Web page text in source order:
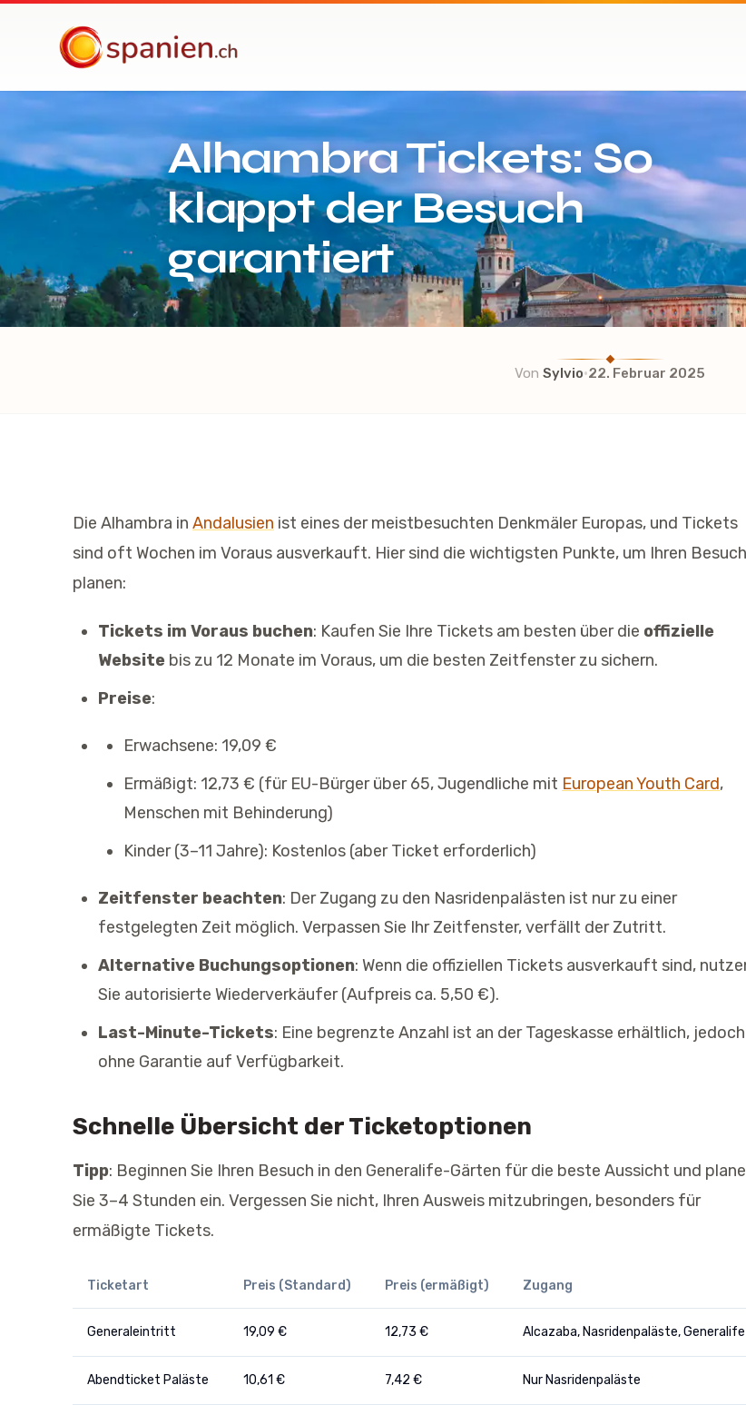
spanien.ch
Alhambra Tickets: So
klappt der Besuch
garantiert
Von Sylvio·22. Februar 2025
Die Alhambra in Andalusien ist eines der meistbesuchten Denkmäler Europas, und Tickets
sind oft Wochen im Voraus ausverkauft. Hier sind die wichtigsten Punkte, um Ihren
planen:
Tickets im Voraus buchen: Kaufen Sie Ihre Tickets am besten über die offizielle
Website bis zu 12 Monate im Voraus, um die besten Zeitfenster zu sichern.
Preise:
Erwachsene: 19,09 €
Ermäßigt: 12,73 € (für EU-Bürger über 65, Jugendliche mit European Youth Card,
Menschen mit Behinderung)
Kinder (3–11 Jahre): Kostenlos (aber Ticket erforderlich)
Zeitfenster beachten: Der Zugang zu den Nasridenpalästen ist nur zu einer
festgelegten Zeit möglich. Verpassen Sie Ihr Zeitfenster, verfällt der Zutritt.
Alternative Buchungsoptionen: Wenn die offiziellen Tickets ausverkauft sind,
Sie autorisierte Wiederverkäufer (Aufpreis ca. 5,50 €).
Last-Minute-Tickets: Eine begrenzte Anzahl ist an der Tageskasse erhältlich, jedoch
ohne Garantie auf Verfügbarkeit.
Schnelle Übersicht der Ticketoptionen
Tipp: Beginnen Sie Ihren Besuch in den Generalife-Gärten für die beste Aussicht und
Sie 3–4 Stunden ein. Vergessen Sie nicht, Ihren Ausweis mitzubringen, besonders für
ermäßigte Tickets.
Ticketart Preis (Standard) Preis (ermäßigt) Zugang
Generaleintritt 19,09 € 12,73 € Alcazaba, Nasridenpaläste, Generalife
Abendticket Paläste 10,61 € 7,42 € Nur Nasridenpaläste